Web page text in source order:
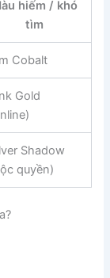
hiếm / khó
tìm
Cobalt
Gold
Shadow
quyền)